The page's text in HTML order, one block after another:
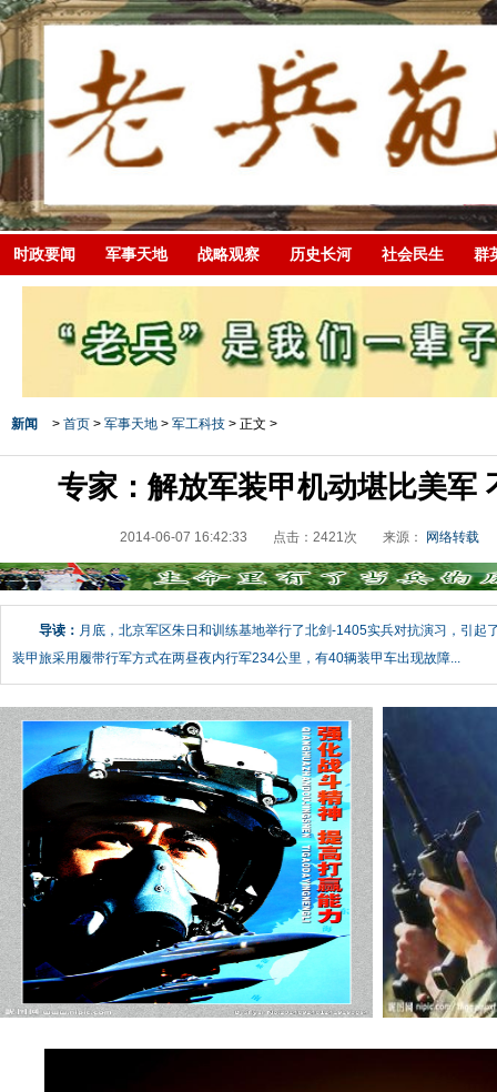
时政要闻 军事天地 战略观察 历史长河 社会民生 群
新闻 > 首页 > 军事天地 > 军工科技 > 正文 >
专家：解放军装甲机动堪比美军
2014-06-07 16:42:33 点击： 2421次 来源： 网络转载
导读： 月底，北京军区朱日和训练基地举行了北剑-1405实兵对抗演习，引起
装甲旅采用履带行军方式在两昼夜内行军234公里，有40辆装甲车出现故障...